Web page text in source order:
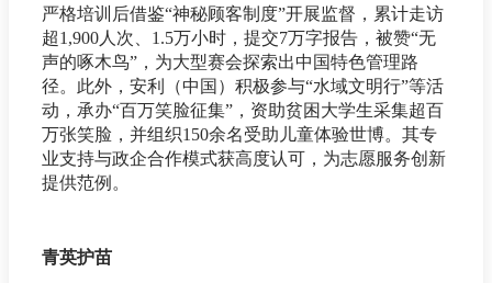
严格培训后借鉴“神秘顾客制度”开展监督，累计走访
超1,900人次、1.5万小时，提交7万字报告，被赞“无
声的啄木鸟”，为大型赛会探索出中国特色管理路
径。此外，安利（中国）积极参与“水域文明行”等活
动，承办“百万笑脸征集”，资助贫困大学生采集超百
万张笑脸，并组织150余名受助儿童体验世博。其专
业支持与政企合作模式获高度认可，为志愿服务创新
提供范例。
青英护苗